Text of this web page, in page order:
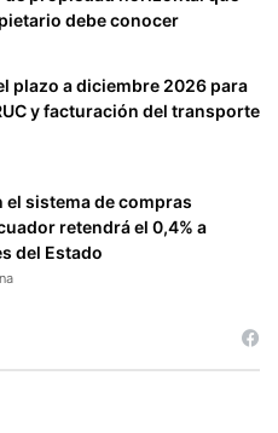
debe conocer
plazo a diciembre 2026 para
y facturación del transporte
el sistema de compras
retendrá el 0,4% a
del Estado